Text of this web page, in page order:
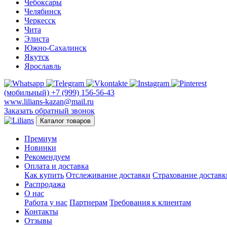
Чебоксары
Челябинск
Черкесск
Чита
Элиста
Южно-Сахалинск
Якутск
Ярославль
(мобильный) +7 (999) 156-56-43
www.lilians-kazan@mail.ru
Заказать обратный звонок
Каталог товаров
Премиум
Новинки
Рекомендуем
Оплата и доставка
Как купить Отслеживание доставки Страхование
Распродажа
О нас
Работа у нас Партнерам Требования к клиентам
Контакты
Отзывы